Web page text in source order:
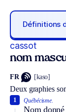
Définitions
cassot
nom
FR [kaso]
Deux graphies
Québécisme.
Nom donné
1